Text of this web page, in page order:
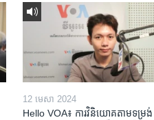
12 មេសា 2024
Hello VOA៖ ការ​វិនិយោគ​តាម​ទម្រង់ ​